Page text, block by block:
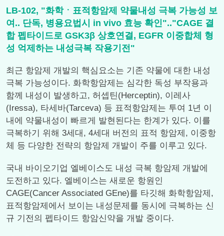
LB-102, "화학ㆍ표적항암제 약물내성 극복 가능성 보
여.. 단독, 병용요법시 in vivo 효능 확인".."CAGE 결
합 펩타이드로 GSK3β 상호연결, EGFR 이중합체 형
성 억제하는 내성극복 작용기전"
최근 항암제 개발의 핵심요소는 기존 약물에 대한 내성
극복 가능성이다. 화학항암제는 심각한 독성 부작용과
함께 내성이 발생하고, 허셉틴(Herceptin), 이레사
(Iressa), 타세바(Tarceva) 등 표적항암제는 투여 1년 이
내에 약물내성이 빠르게 발현된다는 한계가 있다. 이를
극복하기 위해 3세대, 4세대 버전의 표적 항암제, 이중항
체 등 다양한 전략의 항암제 개발이 주를 이루고 있다.
국내 바이오기업 엘베이스도 내성 극복 항암제 개발에
도전하고 있다. 엘베이스는 새로운 항원인
CAGE(Cancer Associated GEne)를 타깃해 화학항암제,
표적항암제에서 보이는 내성문제를 동시에 극복하는 신
규 기전의 펩타이드 항암신약을 개발 중이다.